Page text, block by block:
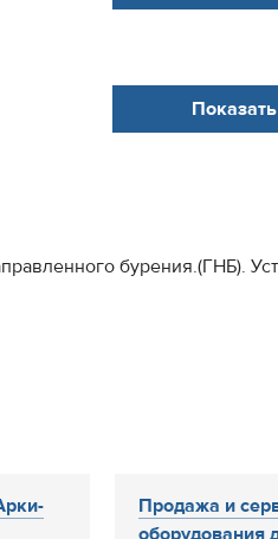
бурения.(ГНБ).
Продажа и
оборудования